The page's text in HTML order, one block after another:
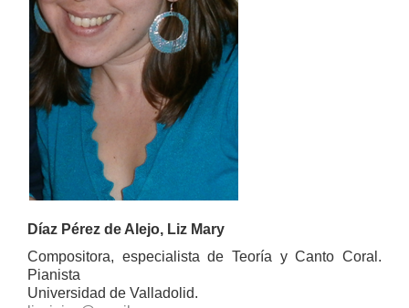
Díaz Pérez de Alejo, Liz Mary
Compositora, especialista de Teoría y Canto Coral.
Pianista
Universidad de Valladolid.